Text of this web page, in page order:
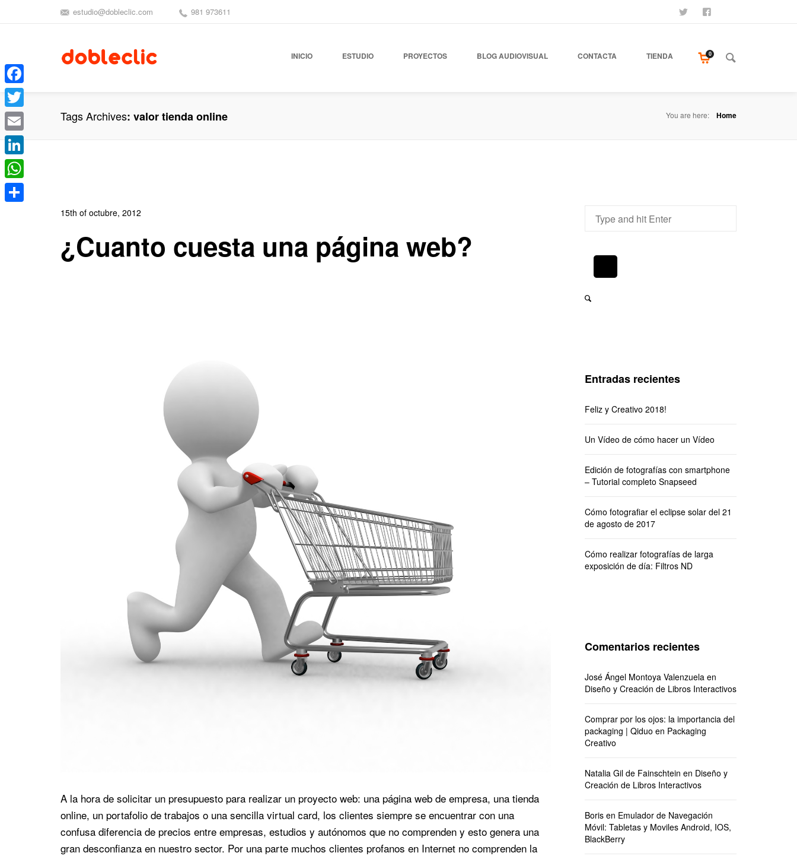
estudio@dobleclic.com 981 973611 SÍGUENOS
INICIO ESTUDIO PROYECTOS BLOG AUDIOVISUAL CONTACTA TIENDA 0
Tags Archives valor tienda online You are here: Home
15th of octubre, 2012
0
¿Cuanto cuesta una página web?
A la hora de solicitar un presupuesto para realizar un proyecto web: una página web de empresa, una tienda
online, un portafolio de trabajos o una sencilla virtual card, los clientes siempre se encuentrar con una
confusa diferencia de precios entre empresas, estudios y autónomos que no comprenden y esto genera una
gran desconfianza en nuestro sector. Por una parte muchos clientes profanos en Internet no comprenden la
Entradas recientes
Feliz y Creativo 2018!
Un Vídeo de cómo hacer un Vídeo
Edición de fotografías con smartphone
– Tutorial completo Snapseed
Cómo fotografiar el eclipse solar del 21
de agosto de 2017
Cómo realizar fotografías de larga
exposición de día: Filtros ND
Comentarios recientes
José Ángel Montoya Valenzuelaen
Diseño y Creación de Libros Interactivos
Comprar por los ojos: la importancia del
packaging | Qiduo en Packaging
Creativo
Natalia Gil de Fainschtein en Diseño y
Creación de Libros Interactivos
Borisen Emulador de Navegación
Móvil: Tabletas y Moviles Android, IOS,
BlackBerry
Facebook
Twitter
Email
LinkedIn
WhatsApp